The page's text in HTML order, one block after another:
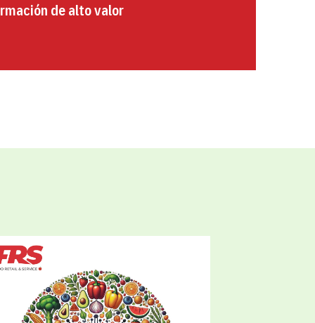
de alto valor